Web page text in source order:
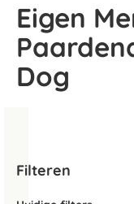
Eigen
Dog
Filteren